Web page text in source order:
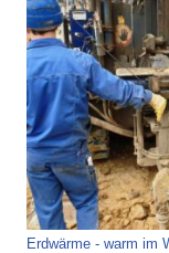
Erdwärme - warm im